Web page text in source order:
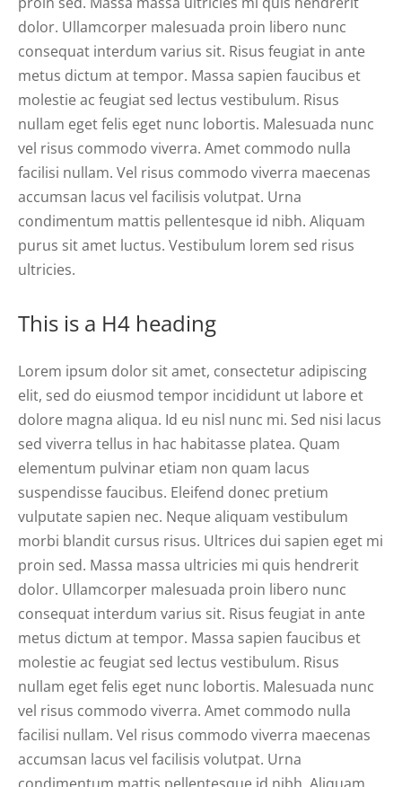
dolor. Ullamcorper malesuada proin libero nunc
consequat interdum varius sit. Risus feugiat in ante
metus dictum at tempor. Massa sapien faucibus et
molestie ac feugiat sed lectus vestibulum. Risus
nullam eget felis eget nunc lobortis. Malesuada nunc
vel risus commodo viverra. Amet commodo nulla
facilisi nullam. Vel risus commodo viverra maecenas
accumsan lacus vel facilisis volutpat. Urna
condimentum mattis pellentesque id nibh. Aliquam
purus sit amet luctus. Vestibulum lorem sed risus
ultricies.
This is a H4 heading
Lorem ipsum dolor sit amet, consectetur adipiscing
elit, sed do eiusmod tempor incididunt ut labore et
dolore magna aliqua. Id eu nisl nunc mi. Sed nisi lacus
sed viverra tellus in hac habitasse platea. Quam
elementum pulvinar etiam non quam lacus
suspendisse faucibus. Eleifend donec pretium
vulputate sapien nec. Neque aliquam vestibulum
morbi blandit cursus risus. Ultrices dui sapien eget mi
proin sed. Massa massa ultricies mi quis hendrerit
dolor. Ullamcorper malesuada proin libero nunc
consequat interdum varius sit. Risus feugiat in ante
metus dictum at tempor. Massa sapien faucibus et
molestie ac feugiat sed lectus vestibulum. Risus
nullam eget felis eget nunc lobortis. Malesuada nunc
vel risus commodo viverra. Amet commodo nulla
facilisi nullam. Vel risus commodo viverra maecenas
accumsan lacus vel facilisis volutpat. Urna